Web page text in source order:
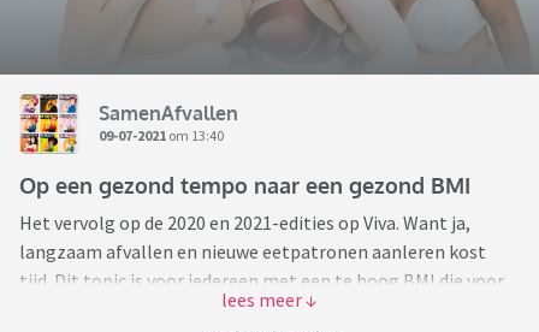
SamenAfvallen
09-07-2021 om 13:40
Op een gezond tempo naar een gezond BMI
Het vervolg op de 2020 en 2021-edities op Viva. Want ja,
langzaam afvallen en nieuwe eetpatronen aanleren kost
tijd. Dit topic is voor iedereen met een te hoog BMI die voor
de lange termijn gaat. Met als doel een blijvend nieuwe eet-